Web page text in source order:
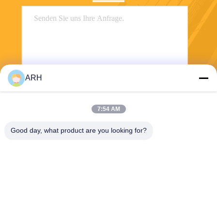
ARH
7:54 AM
Good day, what product are you looking for?